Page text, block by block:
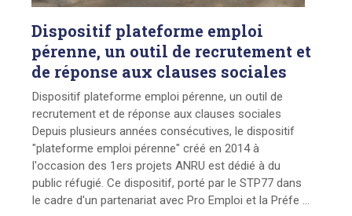
Dispositif plateforme emploi
pérenne, un outil de recrutement et
de réponse aux clauses sociales
Dispositif plateforme emploi pérenne, un outil de
recrutement et de réponse aux clauses sociales
Depuis plusieurs années consécutives, le dispositif
"plateforme emploi pérenne" créé en 2014 à
l'occasion des 1ers projets ANRU est dédié à du
public réfugié. Ce dispositif, porté par le STP77 dans
le cadre d'un partenariat avec Pro Emploi et la Préfe ...